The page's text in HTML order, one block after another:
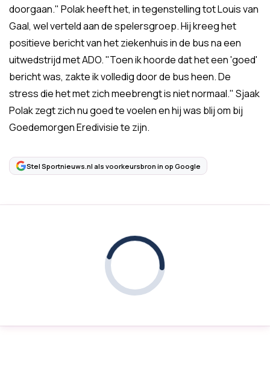
doorgaan." Polak heeft het, in tegenstelling tot Louis van
Gaal, wel verteld aan de spelersgroep. Hij kreeg het
positieve bericht van het ziekenhuis in de bus na een
uitwedstrijd met ADO. "Toen ik hoorde dat het een 'goed'
bericht was, zakte ik volledig door de bus heen. De
stress die het met zich meebrengt is niet normaal." Sjaak
Polak zegt zich nu goed te voelen en hij was blij om bij
Goedemorgen Eredivisie te zijn.
Stel Sportnieuws.nl als voorkeursbron in op Google